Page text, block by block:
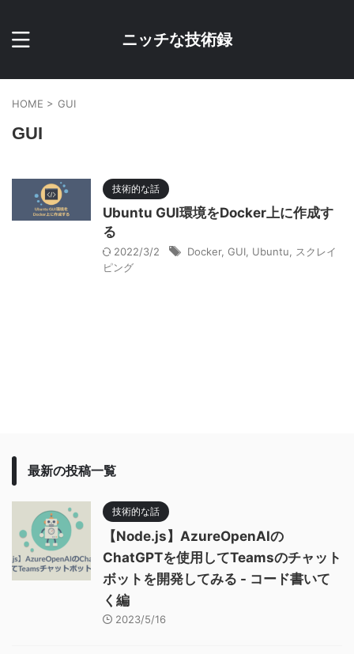
ニッチな技術録
HOME > GUI
GUI
技術的な話
Ubuntu GUI環境をDocker上に作成す
る
2022/3/2 Docker, GUI Ubuntu
スクレイ
ピング
最新の投稿一覧
技術的な話
【Node.js】AzureOpenAIの
ChatGPTを使用してTeamsのチャット
ボットを開発してみる - コード書いて
く編
2023/5/16